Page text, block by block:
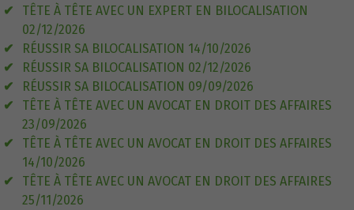
TÊTE À TÊTE AVEC UN EXPERT EN BILOCALISATION
02/12/2026
RÉUSSIR SA BILOCALISATION 14/10/2026
RÉUSSIR SA BILOCALISATION 02/12/2026
RÉUSSIR SA BILOCALISATION 09/09/2026
TÊTE À TÊTE AVEC UN AVOCAT EN DROIT DES AFFAIRES
23/09/2026
TÊTE À TÊTE AVEC UN AVOCAT EN DROIT DES AFFAIRES
14/10/2026
TÊTE À TÊTE AVEC UN AVOCAT EN DROIT DES AFFAIRES
25/11/2026